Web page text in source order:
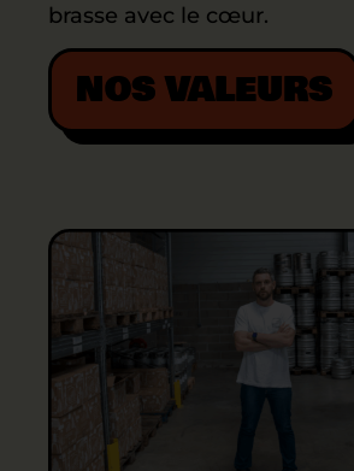
brasse avec le cœur.
NOS VALEURS